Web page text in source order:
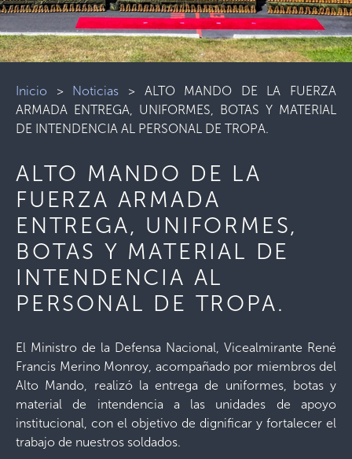
Inicio > Noticias > ALTO MANDO DE LA FUERZA
ARMADA ENTREGA, UNIFORMES, BOTAS Y MATERIAL
DE INTENDENCIA AL PERSONAL DE TROPA.
ALTO MANDO DE LA
FUERZA ARMADA
ENTREGA, UNIFORMES,
BOTAS Y MATERIAL DE
INTENDENCIA AL
PERSONAL DE TROPA.
El Ministro de la Defensa Nacional, Vicealmirante René
Francis Merino Monroy, acompañado por miembros del
Alto Mando, realizó la entrega de uniformes, botas y
material de intendencia a las unidades de apoyo
institucional, con el objetivo de dignificar y fortalecer el
trabajo de nuestros soldados.